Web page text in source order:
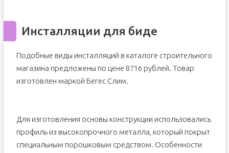
Инсталляции для биде
Подобные виды инсталляций в каталоге строительного
магазина предложены по цене 8716 рублей. Товар
изготовлен маркой Бегес Слим.
Для изготовления основы конструкции использовались
профиль из высокопрочного металла, который покрыт
специальным порошковым средством. Особенности